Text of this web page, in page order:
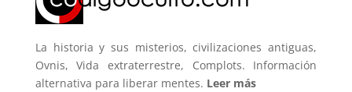
La historia y sus misterios, civilizaciones antiguas,
Ovnis, Vida extraterrestre, Complots. Información
alternativa para liberar mentes. Leer más